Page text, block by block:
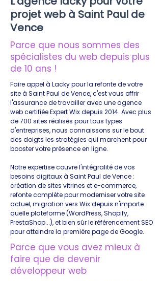
projet web à Saint Paul de
Vence
Parce que nous sommes des
spécialistes du web depuis plus
de 10 ans !
Faire appel à Lacky pour la refonte de votre
site à Saint Paul de Vence, c'est vous offrir
l'assurance de travailler avec une agence
web certifiée Expert Wix depuis 2014. Avec plus
de 700 sites réalisés pour tous types
d'entreprises, nous connaissons sur le bout
des doigts les stratégies qui marchent pour
booster votre présence en ligne.
Notre expertise couvre l'intégralité de vos
besoins digitaux à Saint Paul de Vence :
création de sites vitrines et e-commerce,
refonte complète pour moderniser votre site
actuel, migration vers Wix depuis n'importe
quelle plateforme (WordPress, Shopify,
PrestaShop...), et bien sûr le référencement SEO
pour atteindre la première page de Google.
Parce que vous avez mieux à
faire que de devenir
développeur web